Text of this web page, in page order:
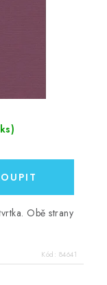
Obě strany
Kód: 84641